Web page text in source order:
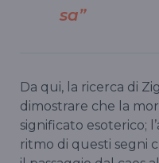
sa”
Da qui, la ricerca di
dimostrare che la
significato esoterico;
ritmo di questi segni